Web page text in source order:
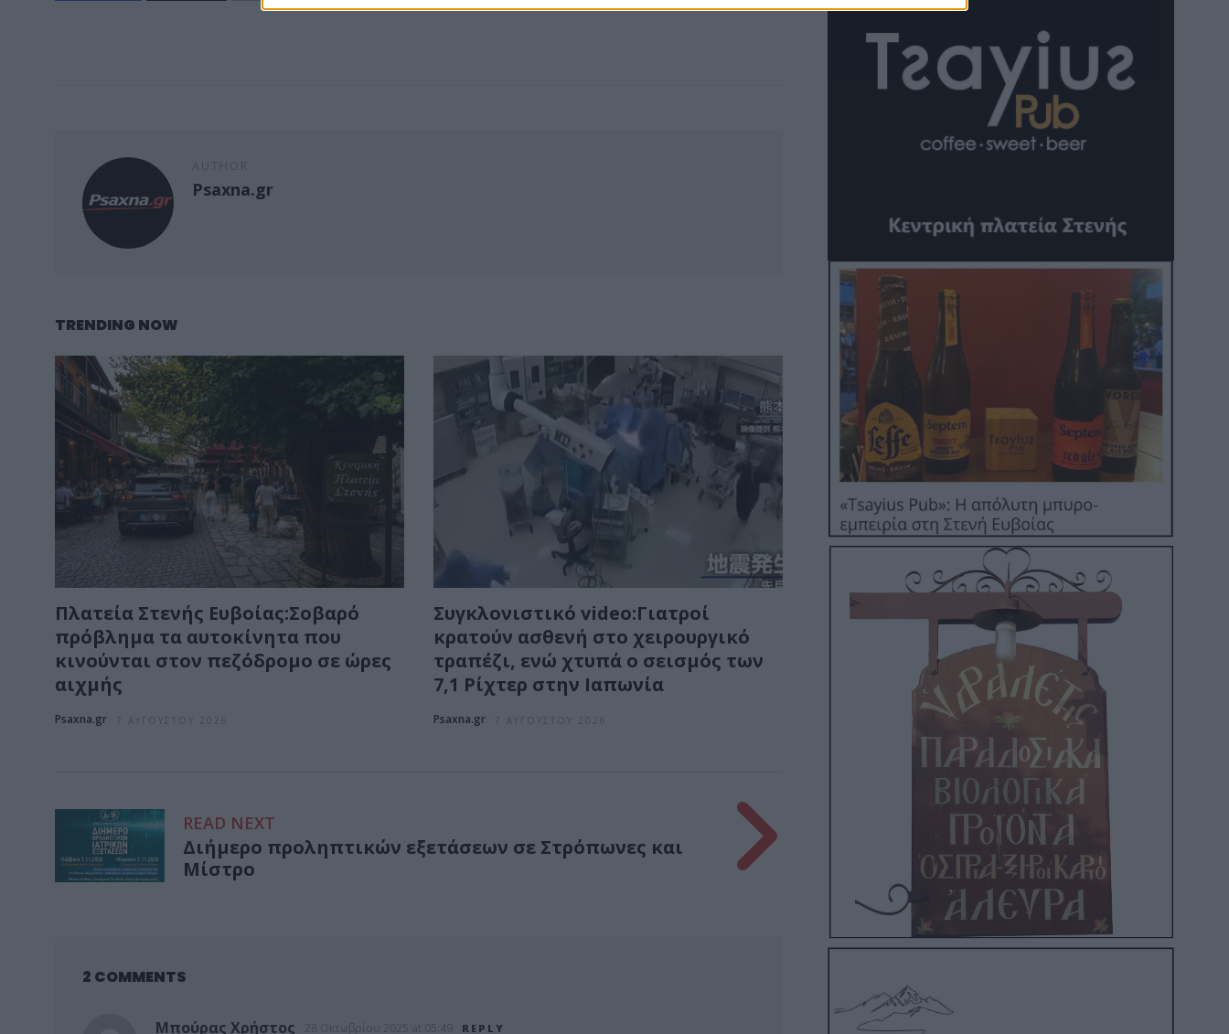
Psaxna.gr
TRENDING NOW
Πλατεία Στενής Ευβοίας:Σοβαρό
πρόβλημα τα αυτοκίνητα που
κινούνται στον πεζόδρομο σε ώρες
αιχμής
Psaxna.gr 7 ΑΥΓΟΎΣΤΟΥ 2026
Συγκλονιστικό video:Γιατροί
κρατούν ασθενή στο χειρουργικό
τραπέζι, ενώ χτυπά ο σεισμός των
7,1 Ρίχτερ στην Ιαπωνία
Psaxna.gr 7 ΑΥΓΟΎΣΤΟΥ 2026
READ NEXT
Διήμερο προληπτικών εξετάσεων σε Στρόπωνες και
Μίστρο
2 COMMENTS
Μπούρας Χρήστος REPLY